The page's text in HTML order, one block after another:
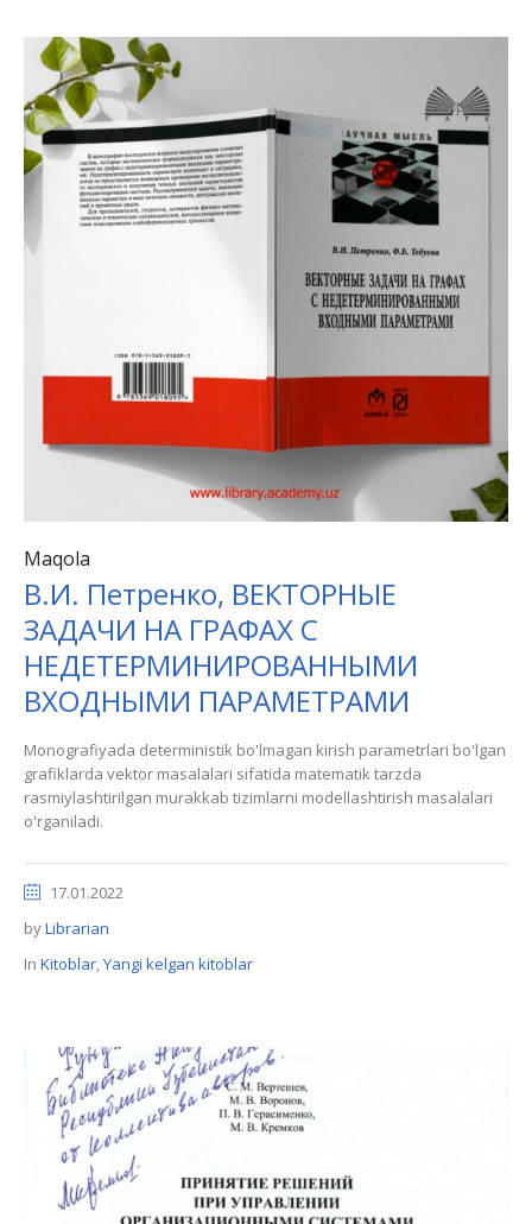
Maqola
В.И. Петренко, ВЕКТОРНЫЕ
ЗАДАЧИ НА ГРАФАХ С
НЕДЕТЕРМИНИРОВАННЫМИ
ВХОДНЫМИ ПАРАМЕТРАМИ
Monografiyada deterministik bo'lmagan kirish parametrlari bo'lgan
grafiklarda vektor masalalari sifatida matematik tarzda
rasmiylashtirilgan murakkab tizimlarni modellashtirish masalalari
o'rganiladi.
17.01.2022
byLibrarian
In Kitoblar,Yangi kelgan kitoblar